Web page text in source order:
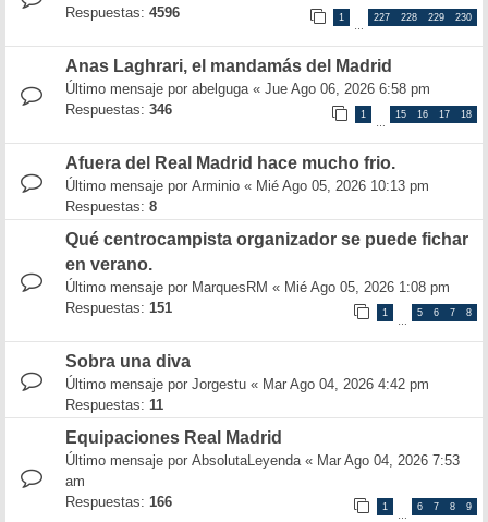
Respuestas: 4596 1
…
227 228 229 230
Anas Laghrari, el mandamás del Madrid
Último mensaje por abelguga« Jue Ago 06, 2026 6:58 pm
Respuestas: 346 1
…
15 16 17 18
Afuera del Real Madrid hace mucho frio.
Último mensaje por Arminio « Mié Ago 05, 2026 10:13 pm
Respuestas: 8
Qué centrocampista organizador se puede fichar
en verano.
Último mensaje por MarquesRM « Mié Ago 05, 2026 1:08 pm
Respuestas: 151 1
…
5 6 7 8
Sobra una diva
Último mensaje por Jorgestu « Mar Ago 04, 2026 4:42 pm
Respuestas: 11
Equipaciones Real Madrid
Último mensaje por AbsolutaLeyenda« Mar Ago 04, 2026 7:53
am
Respuestas: 166 1
…
6 7 8 9